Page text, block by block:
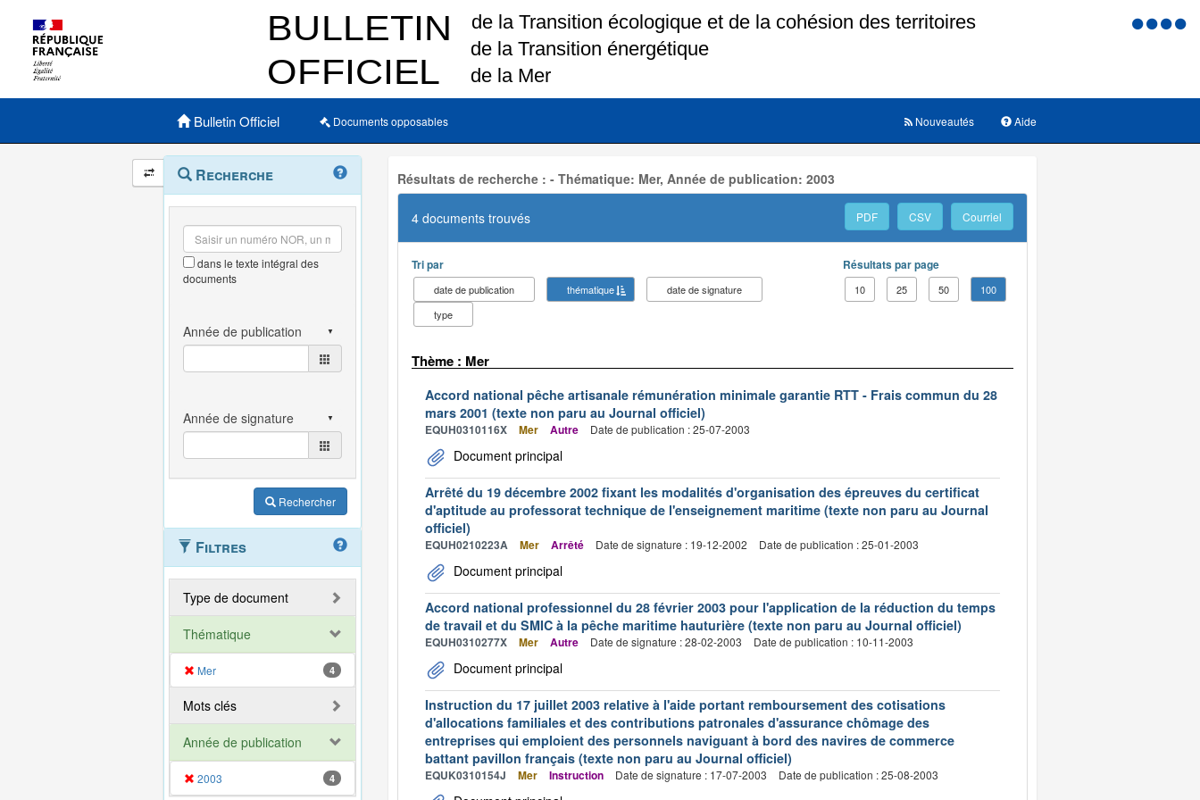
Menu
Menu principal
Bulletin Officiel Documents opposables Aide
Nouveautés
Navigation
et
outils
annexes
Menu
contextuel
Recherche
dans le texte intégral des
documents
Rechercher
Filtres
Type de document
Thématique
Mer 4
Mots clés
Année de publication
2003 4
Résultats de recherche : - Thématique: Mer, Année de publication: 2003
4 documents trouvés PDF CSV Courriel
Tri par
date de publication thématique
date de signature
type
Résultats par page
10 25 50 100
Thème : Mer
Accord national pêche artisanale rémunération minimale garantie RTT - Frais commun du 28
mars 2001 (texte non paru au Journal officiel)
EQUH0310116X Mer Autre Date de publication : 25-07-2003
Document principal
Arrêté du 19 décembre 2002 fixant les modalités d'organisation des épreuves du certificat
d'aptitude au professorat technique de l'enseignement maritime (texte non paru au Journal
officiel)
EQUH0210223A Mer Arrêté Date de signature : 19-12-2002 Date de publication : 25-01-2003
Document principal
Accord national professionnel du 28 février 2003 pour l'application de la réduction du temps
de travail et du SMIC à la pêche maritime hauturière (texte non paru au Journal officiel)
EQUH0310277X Mer Autre Date de signature : 28-02-2003 Date de publication : 10-11-2003
Document principal
Instruction du 17 juillet 2003 relative à l'aide portant remboursement des cotisations
d'allocations familiales et des contributions patronales d'assurance chômage des
entreprises qui emploient des personnels naviguant à bord des navires de commerce
battant pavillon français (texte non paru au Journal officiel)
EQUK0310154J Mer Instruction Date de signature : 17-07-2003 Date de publication : 25-08-2003